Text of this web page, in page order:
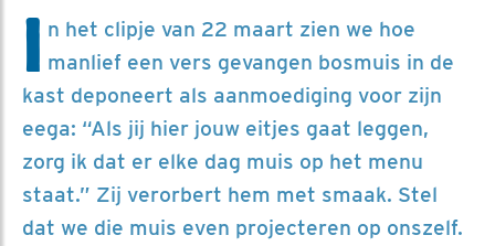
I n het clipje van 22 maart zien we hoe
manlief een vers gevangen bosmuis in de
kast deponeert als aanmoediging voor zijn
eega: “Als jij hier jouw eitjes gaat leggen,
zorg ik dat er elke dag muis op het menu
staat.” Zij verorbert hem met smaak. Stel
dat we die muis even projecteren op onszelf.